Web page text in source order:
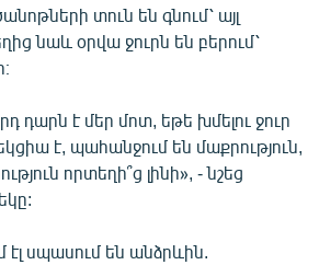
տուն են գնում՝ այլ
նաև օրվա ջուրն են բերում՝
դարն է մեր մոտ, եթե խմելու ջուր
է, պահանջում են մաքրություն,
որտեղի՞ց լինի», - նշեց
էլ սպասում են անձրևին.